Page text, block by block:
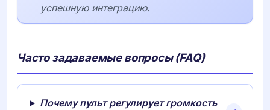
успешную интеграцию.
Часто задаваемые вопросы (FAQ)
Почему пульт регулирует громкость